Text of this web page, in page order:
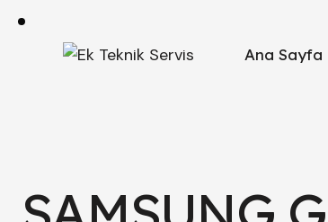
Ana Sayfa